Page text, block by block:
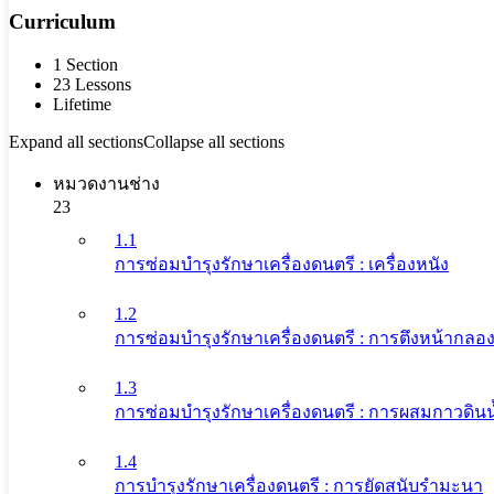
Curriculum
1 Section
23 Lessons
Lifetime
Expand all sectionsCollapse all sections
หมวดงานช่าง
23
1.1
การซ่อมบำรุงรักษาเครื่องดนตรี : เครื่องหนัง
1.2
การซ่อมบำรุงรักษาเครื่องดนตรี : การตึงหน้ากลอ
1.3
การซ่อมบำรุงรักษาเครื่องดนตรี : การผสมกาวดิ
1.4
การบำรุงรักษาเครื่องดนตรี : การยัดสนับรำมะนา